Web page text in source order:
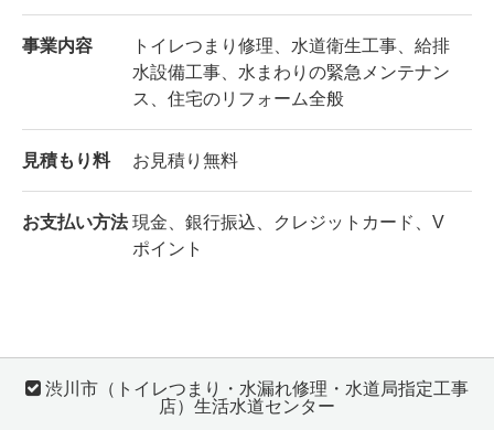
事業内容
トイレつまり修理、水道衛生工事、給排
水設備工事、水まわりの緊急メンテナン
ス、住宅のリフォーム全般
見積もり料 お見積り無料
お支払い方法 現金、銀行振込、クレジットカード、V
ポイント
渋川市（トイレつまり・水漏れ修理・水道局指定工事
店）生活水道センター